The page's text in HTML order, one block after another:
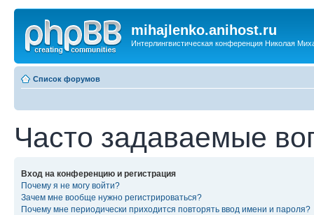
mihajlenko.anihost.ru
Интерлингвистическая конференция Николая
Список форумов
Часто задаваемые
Вход на конференцию и регистрация
Почему я не могу войти?
Зачем мне вообще нужно регистрироваться?
Почему мне периодически приходится повторять ввод имени и пароля?